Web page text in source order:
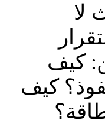
لا
كيف
كيف